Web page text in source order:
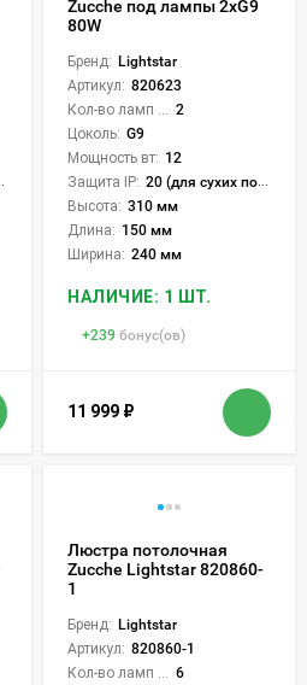
Zucche под лампы 2xG9
80W
Бренд: Lightstar
Артикул: 820623
2
Цоколь: G9
Мощность вт: 12
Защита IP: 20 (для сухих пом.)
Высота: 310 мм
Длина: 150 мм
Ширина: 240 мм
НАЛИЧИЕ: 1 ШТ.
+239 бонус(ов)
11 999 ₽
Люстра потолочная
Zucche Lightstar 820860-
1
Бренд: Lightstar
Артикул: 820860-1
6